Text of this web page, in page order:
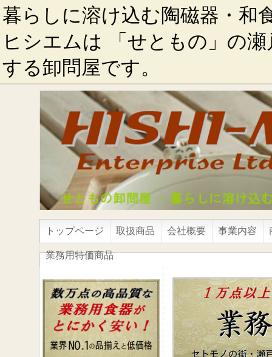
暮らしに溶け込む陶磁器・
ヒシエムは 「せともの」の
する卸問屋です。
トップページ 取扱商品 会社概要 事業内容
業務用特価商品